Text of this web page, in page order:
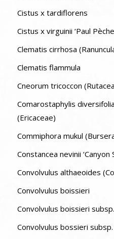
Cistus x tardiflorens
Cistus x virguinii ‘Paul
Clematis cirrhosa
Clematis flammula
Cneorum tricoccon
Comarostaphylis
(Ericaceae)
Commiphora mukul
Constancea nevinii ‘Canyon
Convolvulus althaeoides
Convolvulus boissieri
Convolvulus boissieri